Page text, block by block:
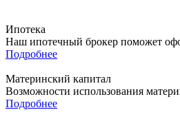
Ипотека
Наш ипотечный брокер поможет
Подробнее
Материнский капитал
Возможности использования
Подробнее